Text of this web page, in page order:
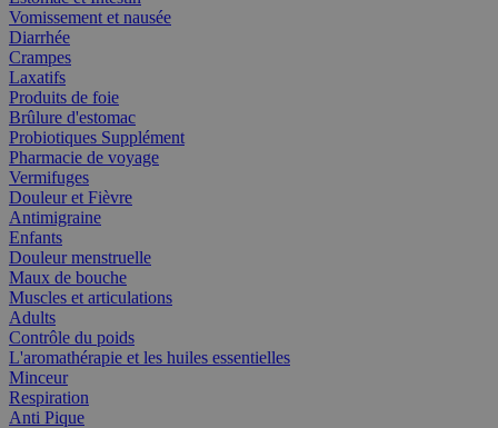
Vomissement et nausée
Diarrhée
Crampes
Laxatifs
Produits de foie
Brûlure d'estomac
Probiotiques Supplément
Pharmacie de voyage
Vermifuges
Douleur et Fièvre
Antimigraine
Enfants
Douleur menstruelle
Maux de bouche
Muscles et articulations
Adults
Contrôle du poids
L'aromathérapie et les huiles essentielles
Minceur
Respiration
Anti Pique